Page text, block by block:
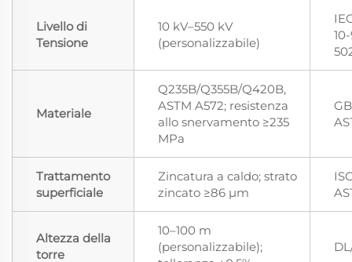
Livello di
Tensione
10 kV–550 kV
(personalizzabile)
Materiale
Q235B/Q355B/Q420B,
ASTM A572; resistenza
allo snervamento ≥235
MPa
Trattamento
superficiale
Zincatura a caldo; strato
zincato ≥86 μm
Altezza della
torre
10–100 m
(personalizzabile);